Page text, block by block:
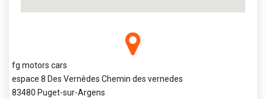
fg motors cars
espace 8 Des Vernèdes Chemin des vernedes
83480 Puget-sur-Argens